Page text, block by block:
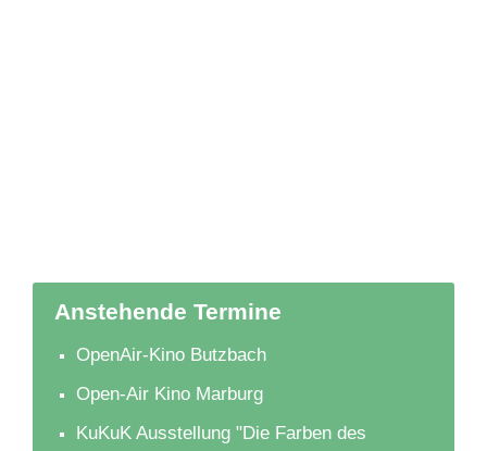
Anstehende Termine
OpenAir-Kino Butzbach
Open-Air Kino Marburg
KuKuK Ausstellung "Die Farben des